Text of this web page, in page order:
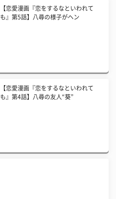
【恋愛漫画『恋をするなといわれて
も』第5話】八尋の様子がヘン
【恋愛漫画『恋をするなといわれて
も』第4話】八尋の友人“葵”